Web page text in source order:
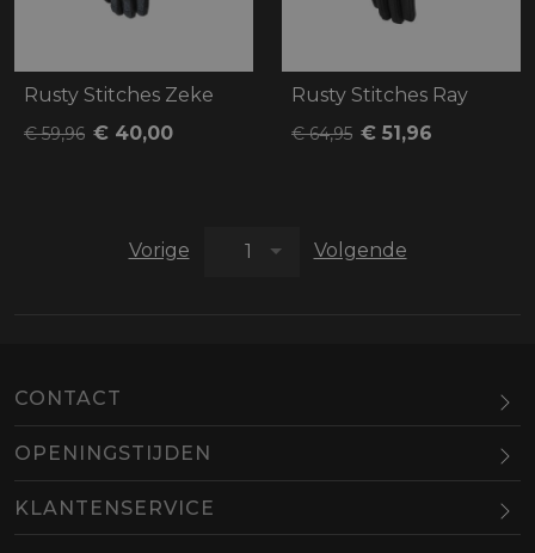
Rusty Stitches Zeke
€ 59,96 € 40,00
Rusty Stitches Ray
€ 64,95 € 51,96
VorigePagina1 VolgendePagina
CONTACT
OPENINGSTIJDEN
Maandag
Dinsdag
10.00-18.00
KLANTENSERVICE